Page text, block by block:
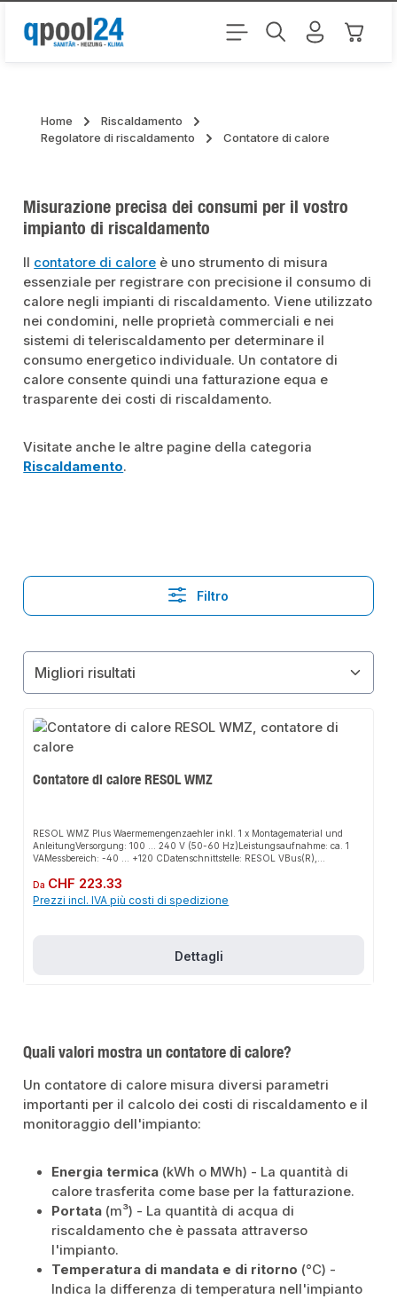
Passa al contenuto principale Il
Home
Riscaldamento
Regolatore di riscaldamento
Contatore di calore
Misurazione precisa dei consumi per il vostro
impianto di riscaldamento
Il contatore di calore è uno strumento di misura
essenziale per registrare con precisione il consumo di
calore negli impianti di riscaldamento. Viene utilizzato
nei condomini, nelle proprietà commerciali e nei
sistemi di teleriscaldamento per determinare il
consumo energetico individuale. Un contatore di
calore consente quindi una fatturazione equa e
trasparente dei costi di riscaldamento.
Visitate anche le altre pagine della categoria
Riscaldamento.
Filtro
Contatore di calore RESOL WMZ
RESOL WMZ Plus Waermemengenzaehler inkl. 1 x Montagematerial und
AnleitungVersorgung: 100 ... 240 V (50-60 Hz)Leistungsaufnahme: ca. 1
VAMessbereich: -40 ... +120 CDatenschnittstelle: RESOL VBus(R),
Prezzo normale:
Da CHF 223.33
Prezzi incl. IVA più costi di spedizione
Dettagli
Quali valori mostra un contatore di calore?
Un contatore di calore misura diversi parametri
importanti per il calcolo dei costi di riscaldamento e il
monitoraggio dell'impianto:
Energia termica (kWh o MWh) - La quantità di
calore trasferita come base per la fatturazione.
Portata (m³) - La quantità di acqua di
riscaldamento che è passata attraverso
l'impianto.
Temperatura di mandata e di ritorno (°C) -
Indica la differenza di temperatura nell'impianto